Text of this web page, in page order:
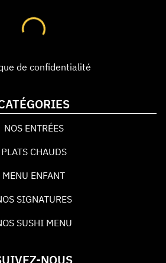
de confidentialité
NOS ENTRÉES
PLATS CHAUDS
MENU ENFANT
SIGNATURES
SUSHI MENU
NOUS